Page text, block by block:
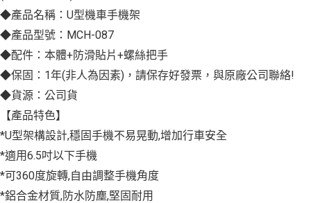
◆產品名稱：U型機車手機架
◆產品型號：MCH-087
◆配件：本體+防滑貼片+螺絲把手
◆保固：1年(非人為因素)，請保存好發票，與原廠公司聯絡!
◆貨源：公司貨
【產品特色】
*U型架構設計,穩固手機不易晃動,增加行車安全
*適用6.5吋以下手機
*可360度旋轉,自由調整手機角度
*鋁合金材質,防水防塵,堅固耐用